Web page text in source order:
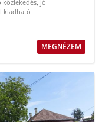
közlekedés, jó
kiadható
MEGNÉZEM